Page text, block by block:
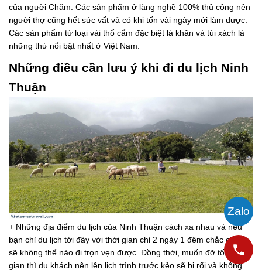
của người Chăm. Các sản phẩm ở làng nghề 100% thủ công nên
người thợ cũng hết sức vất vả có khi tốn vài ngày mới làm được.
Các sản phẩm từ loại vải thổ cẩm đặc biệt là khăn và túi xách là
những thứ nổi bật nhất ở Việt Nam.
Những điều cần lưu ý khi đi du lịch Ninh
Thuận
+ Những địa điểm du lịch của Ninh Thuận cách xa nhau và nếu
bạn chỉ du lịch tới đây với thời gian chỉ 2 ngày 1 đêm chắc chắn
sẽ không thể nào đi trọn vẹn được. Đồng thời, muốn đỡ tốn thời
gian thì du khách nên lên lịch trình trước kẻo sẽ bị rối và không